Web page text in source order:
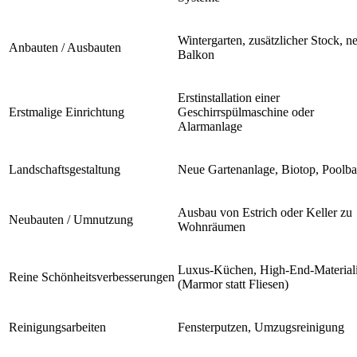
Anbauten / Ausbauten
Wintergarten, zusätzlicher Stock,
Balkon
Erstmalige Einrichtung
Erstinstallation einer
Geschirrspülmaschine oder
Alarmanlage
Landschaftsgestaltung Neue Gartenanlage, Biotop,
Neubauten / Umnutzung
Ausbau von Estrich oder Keller zu
Wohnräumen
Reine Schönheitsverbesserungen
Luxus-Küchen, High-End-
(Marmor statt Fliesen)
Reinigungsarbeiten Fensterputzen, Umzugsreinigung